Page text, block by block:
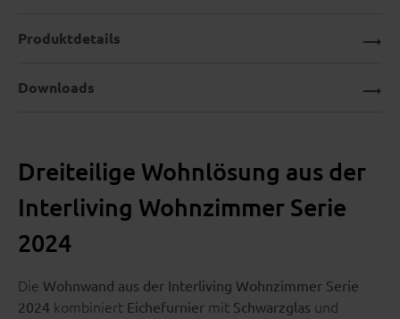
Dreiteilige Wohnlösung aus der
Interliving Wohnzimmer Serie
2024
Die Wohnwand aus der Interliving Wohnzimmer Serie
2024 kombiniert Eichefurnier mit Schwarzglas und
Produktdetails
Downloads